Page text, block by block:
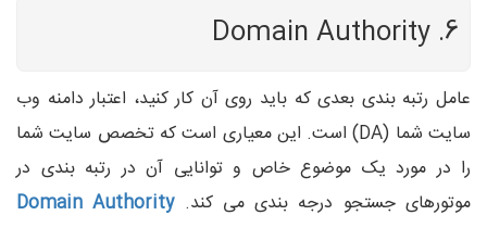
6. Domain Authority
عامل رتبه بندی بعدی که باید روی آن کار کنید، اعتبار دامنه وب
سایت شما (DA) است. این معیاری است که تخصص سایت شما
را در مورد یک موضوع خاص و توانایی آن در رتبه بندی در
موتورهای جستجو درجه بندی می کند.Domain Authority